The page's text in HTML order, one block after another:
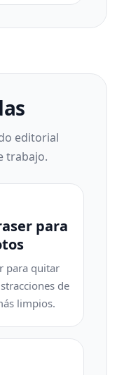
para e-
editorial
trabajo.
para
para quitar
de
limpios.